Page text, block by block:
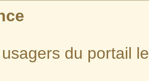
du portail